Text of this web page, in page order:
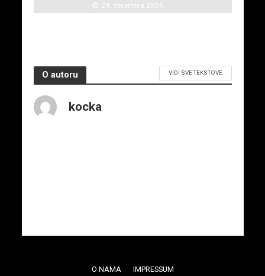
24. decembra 2024.
O autoru VIDI SVE TEKSTOVE
kocka
O NAMA IMPRESSUM